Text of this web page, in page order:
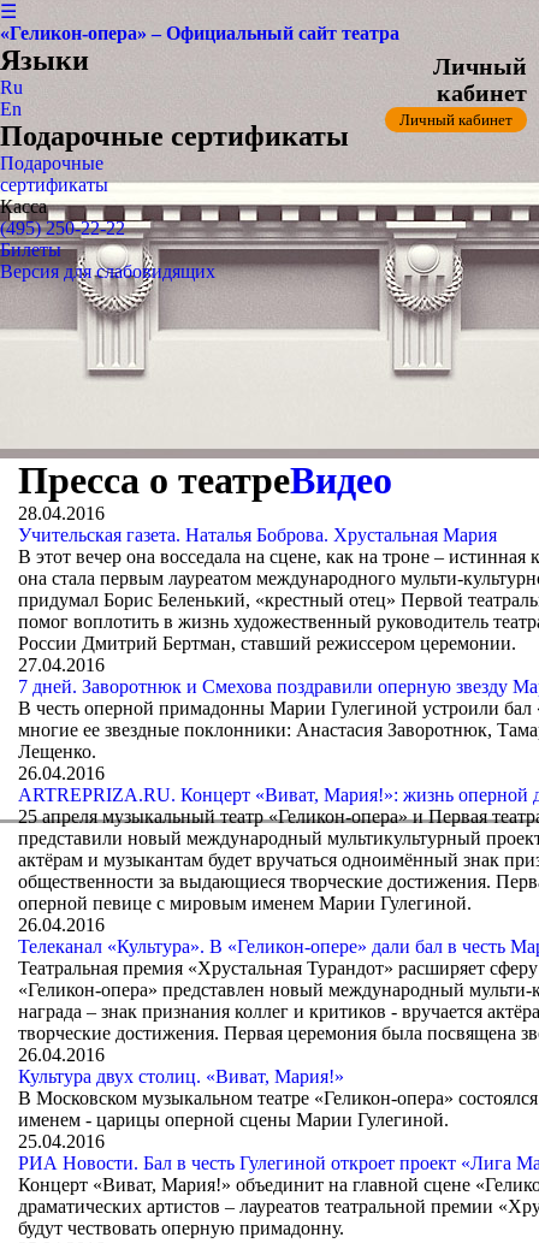
☰
«Геликон-опера» – Официальный сайт театра
Языки
Ru
En
Подарочные сертификаты
Подарочные
сертификаты
Касса
(495) 250-22-22
Личный
кабинет
Личный кабинет
Билеты
Версия для слабовидящих
Пресса о театреВидео
28.04.2016
Учительская газета. Наталья Боброва. Хрустальная Мария
В этот вечер она восседала на сцене, как на троне –
она стала первым лауреатом международного мульти-
придумал Борис Беленький, «крестный отец» Первой
помог воплотить в жизнь художественный руководитель
России Дмитрий Бертман, ставший режиссером церемонии.
27.04.2016
7 дней. Заворотнюк и Смехова поздравили оперную звезду
В честь оперной примадонны Марии Гулегиной устроили бал
многие ее звездные поклонники: Анастасия Заворотнюк,
Лещенко.
26.04.2016
ARTREPRIZA.RU. Концерт «Виват, Мария!»: жизнь оперной
25 апреля музыкальный театр «Геликон-опера» и Первая
представили новый международный мультикультурный
актёрам и музыкантам будет вручаться одноимённый знак
общественности за выдающиеся творческие достижения.
оперной певице с мировым именем Марии Гулегиной.
26.04.2016
Телеканал «Культура». В «Геликон-опере» дали бал в честь
Театральная премия «Хрустальная Турандот» расширяет
«Геликон-опера» представлен новый международный
награда – знак признания коллег и критиков - вручается
творческие достижения. Первая церемония была посвящена
26.04.2016
Культура двух столиц. «Виват, Мария!»
В Московском музыкальном театре «Геликон-опера»
именем - царицы оперной сцены Марии Гулегиной.
25.04.2016
РИА Новости. Бал в честь Гулегиной откроет проект «Лига
Концерт «Виват, Мария!» объединит на главной сцене
драматических артистов – лауреатов театральной премии
будут чествовать оперную примадонну.